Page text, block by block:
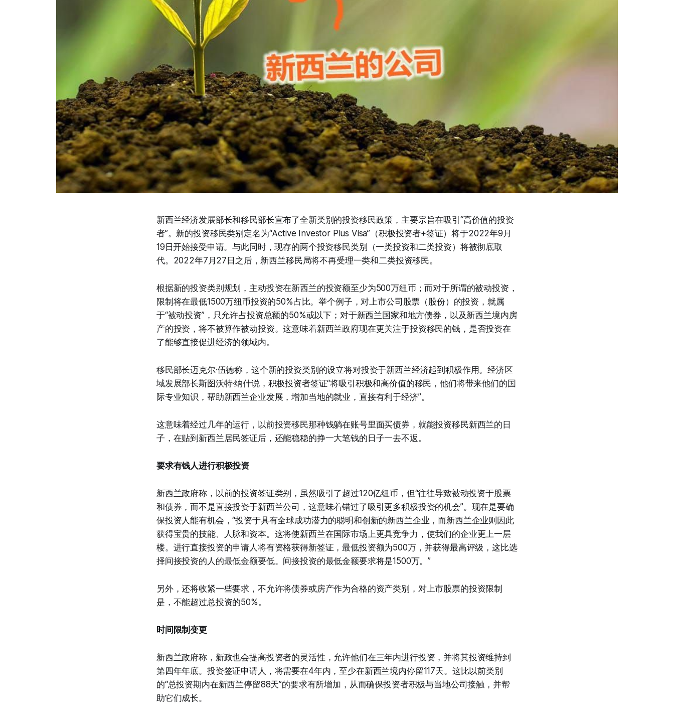
新西兰经济发展部长和移民部长宣布了全新类别的投资移民政策，主要宗旨在吸引“高价值的投资
者”。新的投资移民类别定名为“Active Investor Plus Visa”（积极投资者+签证）将于2022年9月
19日开始接受申请。与此同时，现存的两个投资移民类别（一类投资和二类投资）将被彻底取
代。2022年7月27日之后，新西兰移民局将不再受理一类和二类投资移民。
根据新的投资类别规划，主动投资在新西兰的投资额至少为500万纽币；而对于所谓的被动投资，
限制将在最低1500万纽币投资的50%占比。举个例子，对上市公司股票（股份）的投资，就属
于“被动投资”，只允许占投资总额的50%或以下；对于新西兰国家和地方债券，以及新西兰境内房
产的投资，将不被算作被动投资。这意味着新西兰政府现在更关注于投资移民的钱，是否投资在
了能够直接促进经济的领域内。
移民部长迈克尔·伍德称，这个新的投资类别的设立将对投资于新西兰经济起到积极作用。经济区
域发展部长斯图沃特·纳什说，积极投资者签证“将吸引积极和高价值的移民，他们将带来他们的国
际专业知识，帮助新西兰企业发展，增加当地的就业，直接有利于经济”。
这意味着经过几年的运行，以前投资移民那种钱躺在账号里面买债券，就能投资移民新西兰的日
子，在贴到新西兰居民签证后，还能稳稳的挣一大笔钱的日子一去不返。
要求有钱人进行积极投资
新西兰政府称，以前的投资签证类别，虽然吸引了超过120亿纽币，但“往往导致被动投资于股票
和债券，而不是直接投资于新西兰公司，这意味着错过了吸引更多积极投资的机会”。现在是要确
保投资人能有机会，“投资于具有全球成功潜力的聪明和创新的新西兰企业，而新西兰企业则因此
获得宝贵的技能、人脉和资本。这将使新西兰在国际市场上更具竞争力，使我们的企业更上一层
楼。进行直接投资的申请人将有资格获得新签证，最低投资额为500万，并获得最高评级，这比选
择间接投资的人的最低金额要低。间接投资的最低金额要求将是1500万。”
另外，还将收紧一些要求，不允许将债券或房产作为合格的资产类别，对上市股票的投资限制
是，不能超过总投资的50%。
时间限制变更
新西兰政府称，新政也会提高投资者的灵活性，允许他们在三年内进行投资，并将其投资维持到
第四年年底。投资签证申请人，将需要在4年内，至少在新西兰境内停留117天。这比以前类别
的“总投资期内在新西兰停留88天”的要求有所增加，从而确保投资者积极与当地公司接触，并帮
助它们成长。